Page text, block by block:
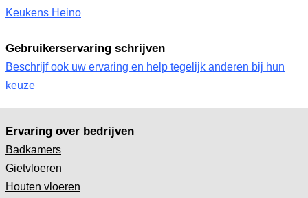
Keukens Heino
Gebruikerservaring schrijven
Beschrijf ook uw ervaring en help tegelijk anderen bij hun
keuze
Ervaring over bedrijven
Badkamers
Gietvloeren
Houten vloeren